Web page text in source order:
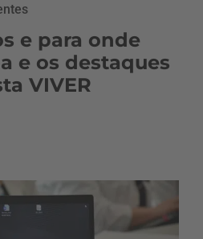
e para onde
e os destaques
VIVER